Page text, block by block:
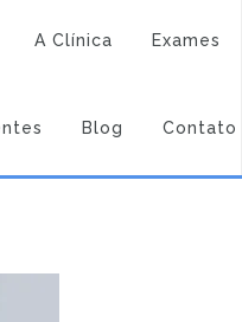
A Clínica Exames
Blog Contato